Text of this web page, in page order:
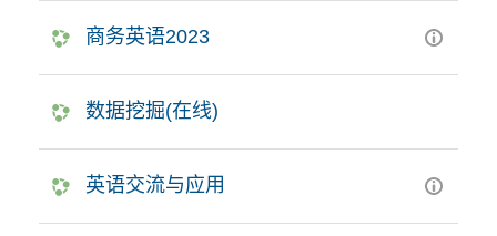
商务英语2023
数据挖掘(在线)
英语交流与应用